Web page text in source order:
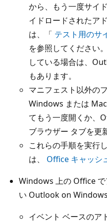
から、もう一度サイ
イドロードされたア
は、「 テスト用のサ
を参照してください
している場合は、
もあります。
マニフェスト以外の
Windows または
てもう一度開くか、
ブラウザー タブを更
これらの手順を実行
は、 Office キャッシ
Windows 上の Office で
い Outlook on Windows
イベント ベースのア